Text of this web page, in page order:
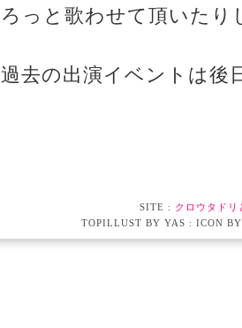
ろっと歌わせて頂いたり
過去の出演イベントは
SITE : クロウタドリ
TOPILLUST BY YAS : ICON